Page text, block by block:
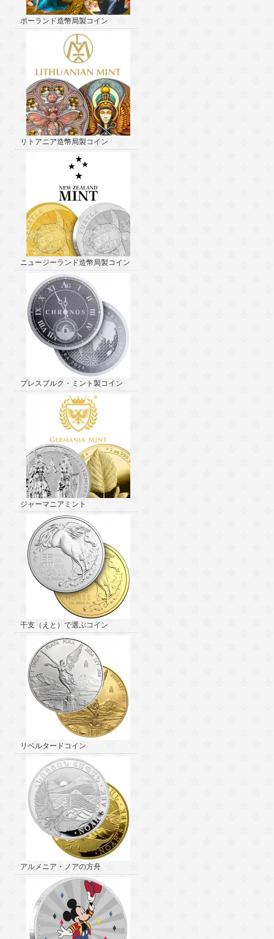
ポーランド造幣局製コイン
リトアニア造幣局製コイン
ニュージーランド造幣局製コイン
プレスブルク・ミント製コイン
ジャーマニアミント
干支（えと）で選ぶコイン
リベルタードコイン
アルメニア・ノアの方舟